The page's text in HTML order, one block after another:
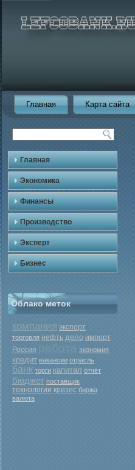
Главная Карта сайта
Главная
Экономика
Финансы
Производство
Эксперт
Бизнес
Облако меток
компания экспорт
торговля нефть дело импорт
Россия экономия
кредит вакансии отрасль
банк торги капитал отчёт
бюджет поставщик
технологии кризис биржа
валюта